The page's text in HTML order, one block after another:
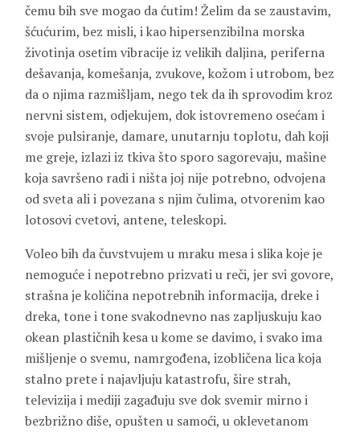
čemu bih sve mogao da ćutim! Želim da se zaustavim,
šćućurim, bez misli, i kao hipersenzibilna morska
životinja osetim vibracije iz velikih daljina, periferna
dešavanja, komešanja, zvukove, kožom i utrobom, bez
da o njima razmišljam, nego tek da ih sprovodim kroz
nervni sistem, odjekujem, dok istovremeno osećam i
svoje pulsiranje, damare, unutarnju toplotu, dah koji
me greje, izlazi iz tkiva što sporo sagorevaju, mašine
koja savršeno radi i ništa joj nije potrebno, odvojena
od sveta ali i povezana s njim čulima, otvorenim kao
lotosovi cvetovi, antene, teleskopi.
Voleo bih da čuvstvujem u mraku mesa i slika koje je
nemoguće i nepotrebno prizvati u reči, jer svi govore,
strašna je količina nepotrebnih informacija, dreke i
dreka, tone i tone svakodnevno nas zapljuskuju kao
okean plastičnih kesa u kome se davimo, i svako ima
mišljenje o svemu, namrgođena, izobličena lica koja
stalno prete i najavljuju katastrofu, šire strah,
televizija i mediji zagađuju sve dok svemir mirno i
bezbrižno diše, opušten u samoći, u oklevetanom